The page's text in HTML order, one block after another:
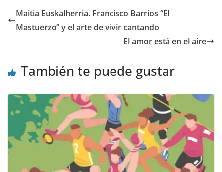
b
o
d
o
l p
ar
Maitia Euskalherria. Francisco Barrios “El
Mastuerzo” y el arte de vivir cantando
El amor está en el aire
También te puede gustar